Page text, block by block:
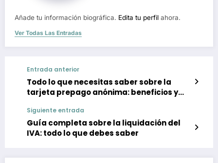
Añade tu información biográfica. Edita tu perfil ahora.
Ver Todas Las Entradas
Entrada anterior
Todo lo que necesitas saber sobre la
tarjeta prepago anónima: beneficios y
Siguiente entrada
Guía completa sobre la liquidación del
IVA: todo lo que debes saber